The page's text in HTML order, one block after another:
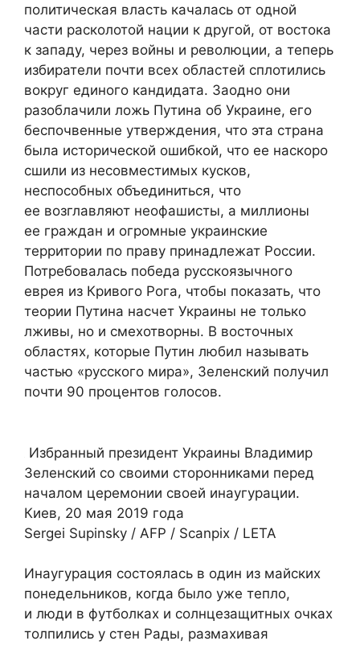
политическая власть качалась от одной
части расколотой нации к другой, от востока
к западу, через войны и революции, а теперь
избиратели почти всех областей сплотились
вокруг единого кандидата. Заодно они
разоблачили ложь Путина об Украине, его
беспочвенные утверждения, что эта страна
была исторической ошибкой, что ее наскоро
сшили из несовместимых кусков,
неспособных объединиться, что
ее возглавляют неофашисты, а миллионы
ее граждан и огромные украинские
территории по праву принадлежат России.
Потребовалась победа русскоязычного
еврея из Кривого Рога, чтобы показать, что
теории Путина насчет Украины не только
лживы, но и смехотворны. В восточных
областях, которые Путин любил называть
частью «русского мира», Зеленский получил
почти 90 процентов голосов.
Избранный президент Украины Владимир
Зеленский со своими сторонниками перед
началом церемонии своей инаугурации.
Киев, 20 мая 2019 года
Sergei Supinsky / AFP / Scanpix / LETA
Инаугурация состоялась в один из майских
понедельников, когда было уже тепло,
и люди в футболках и солнцезащитных очках
толпились у стен Рады, размахивая